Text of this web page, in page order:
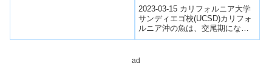
る。(“Denoising” a Noisy
Ocean：Scripps
Oceanography
researchers use machine
specific fish sounds)
2023-03-15 カリフォルニア大学
サンディエゴ校(UCSD)カリフォ
ルニア沖の魚は、交尾期になる
と夕方と日の出前に愛の歌を歌
ジ...
ad